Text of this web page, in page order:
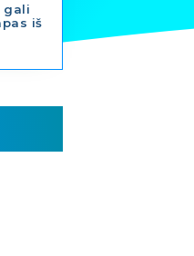
gali
iš